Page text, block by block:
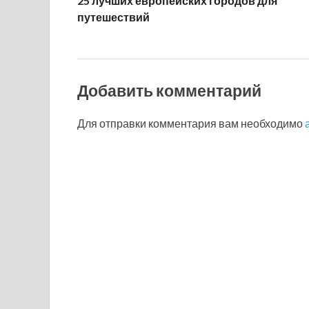
путешествий
Добавить комментарий
Для отправки комментария вам необходимо